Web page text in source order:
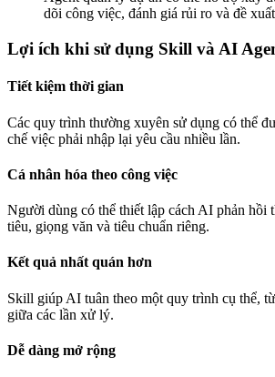
dõi công việc, đánh giá rủi ro và đề
Lợi ích khi sử dụng Skill và AI
Tiết kiệm thời gian
Các quy trình thường xuyên sử dụng có thể
chế việc phải nhập lại yêu cầu nhiều lần.
Cá nhân hóa theo công việc
Người dùng có thể thiết lập cách AI phản hồi
tiêu, giọng văn và tiêu chuẩn riêng.
Kết quả nhất quán hơn
Skill giúp AI tuân theo một quy trình cụ thể,
giữa các lần xử lý.
Dễ dàng mở rộng